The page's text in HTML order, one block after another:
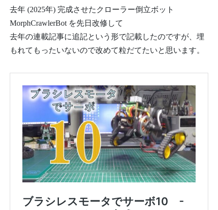
去年 (2025年) 完成させたクローラー倒立ボット
MorphCrawlerBot を先日改修して
去年の連載記事に追記という形で記載したのですが、埋
もれてもったいないので改めて粒だてたいと思います。